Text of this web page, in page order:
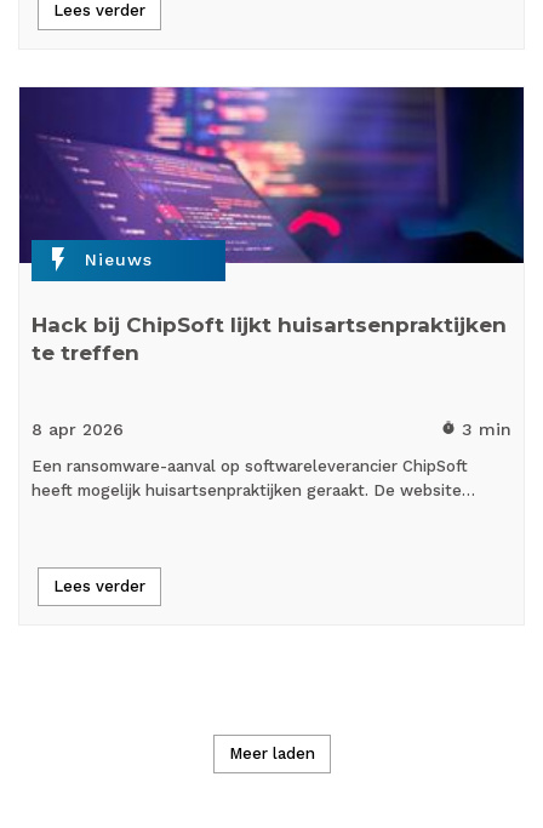
Lees verder
flash_on Nieuws
Hack bij ChipSoft lijkt huisartsenpraktijken
te treffen
8 apr 2026 timer 3 min
Een ransomware-aanval op softwareleverancier ChipSoft
heeft mogelijk huisartsenpraktijken geraakt. De website…
Lees verder
Meer laden